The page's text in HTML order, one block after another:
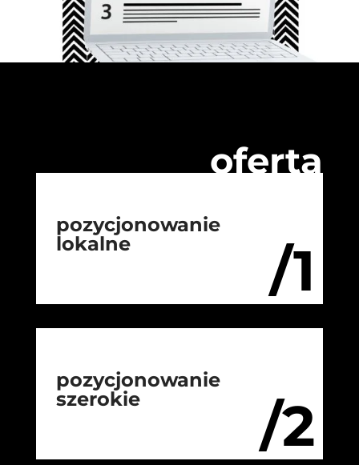
oferta
/1
pozycjonowanie
lokalne
/2
pozycjonowanie
szerokie